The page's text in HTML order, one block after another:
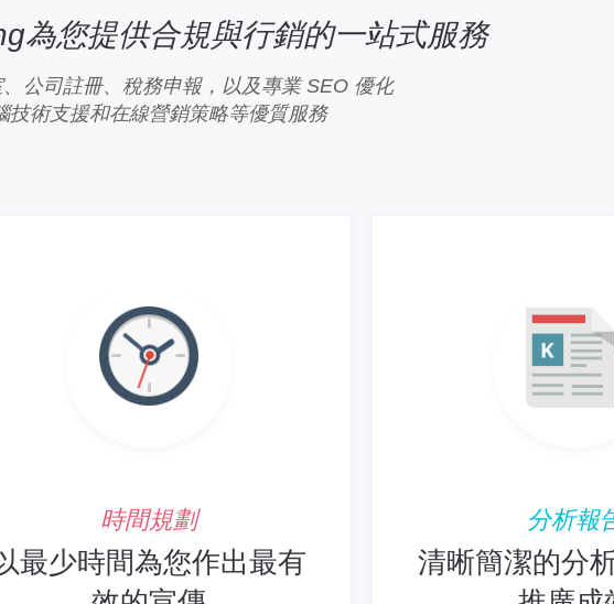
為您提供合規與行銷的一站式服務
公司註冊、稅務申報，以及專業 SEO 優化
技術支援和在線營銷策略等優質服務
時間規劃
最少時間為您作出最有
分析報
清晰簡潔的分